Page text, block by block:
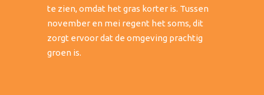
te zien, omdat het gras korter is. Tussen
november en mei regent het soms, dit
zorgt ervoor dat de omgeving prachtig
groen is.